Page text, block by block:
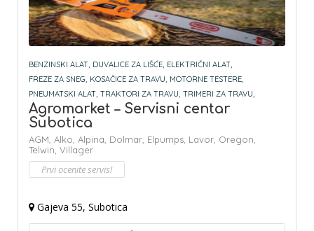
BENZINSKI ALAT, DUVALICE ZA LIŠĆE, ELEKTRIČNI ALAT,
FREZE ZA SNEG, KOSAČICE ZA TRAVU, MOTORNE TESTERE,
PNEUMATSKI ALAT, TRAKTORI ZA TRAVU, TRIMERI ZA TRAVU,
Agromarket – Servisni centar
Subotica
AGM, Alko, Alpina, Dolmar, Elpumps, Lavor, Oregon,
Telwin, Villager
Prvi ocenite servis!
Gajeva 55, Subotica